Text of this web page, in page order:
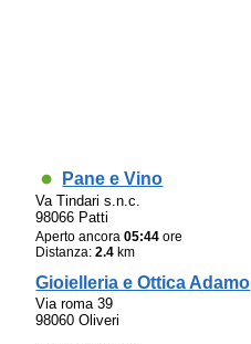
Pane e Vino
Va Tindari s.n.c.
98066 Patti
Aperto ancora05:44 ore
Distanza:2.4 km
Gioielleria e Ottica Adamo
Via roma 39
98060 Oliveri